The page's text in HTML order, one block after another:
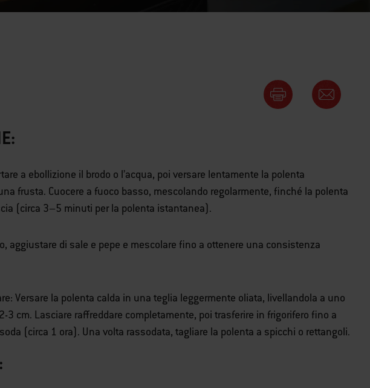
a ebollizione il brodo o l’acqua, poi versare lentamente la polenta
frusta. Cuocere a fuoco basso, mescolando regolarmente, finché la polenta
(circa 3–5 minuti per la polenta istantanea).
aggiustare di sale e pepe e mescolare fino a ottenere una consistenza
Versare la polenta calda in una teglia leggermente oliata, livellandola a uno
3 cm. Lasciare raffreddare completamente, poi trasferire in frigorifero fino a
(circa 1 ora). Una volta rassodata, tagliare la polenta a spicchi o rettangoli.